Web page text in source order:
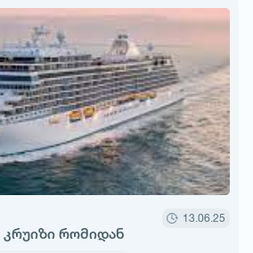
რომიდან
13.06.25